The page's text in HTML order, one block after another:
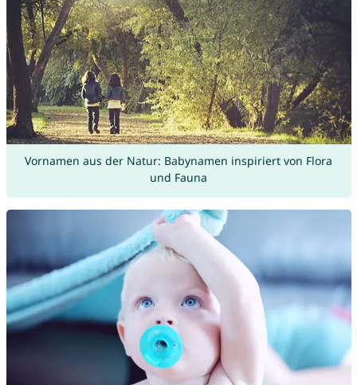
Vornamen aus der Natur: Babynamen inspiriert von Flora
und Fauna